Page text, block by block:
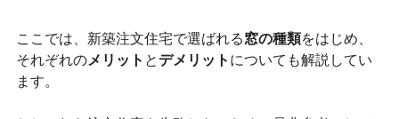
ここでは、新築注文住宅で選ばれる窓の種類をはじめ、
それぞれのメリット と デメリット についても解説してい
ます。